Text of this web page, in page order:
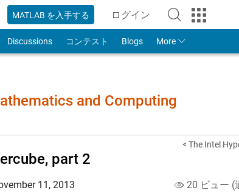
MATLAB を入手する ログイン
to Your MathWorks
Discussions コンテスト Blogs More
and Computing
< The Intel
part 2
11, 2013 20 ビュー (